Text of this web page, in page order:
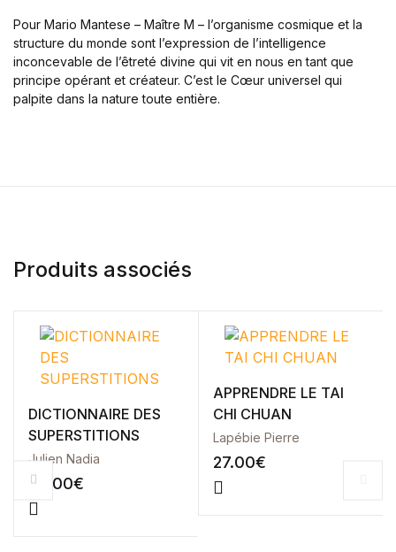
Pour Mario Mantese – Maître M – l’organisme cosmique et la
structure du monde sont l’expression de l’intelligence
inconcevable de l’êtreté divine qui vit en nous en tant que
principe opérant et créateur. C’est le Cœur universel qui
palpite dans la nature toute entière.
Produits associés
DICTIONNAIRE DES
SUPERSTITIONS
Julien Nadia
20.00€
APPRENDRE LE TAI
CHI CHUAN
Lapébie Pierre
27.00€